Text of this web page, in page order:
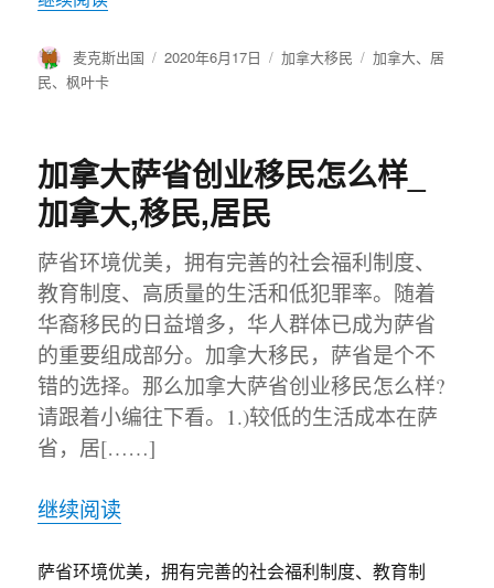
作
者
麦克斯出国
发
2020年6月17日
分
加拿大移民
标
加拿大、 居
民、枫叶卡
加拿大萨省创业移民怎么样_
加拿大,移民,居民
萨省环境优美，拥有完善的社会福利制度、
教育制度、高质量的生活和低犯罪率。随着
华裔移民的日益增多，华人群体已成为萨省
的重要组成部分。加拿大移民，萨省是个不
错的选择。那么加拿大萨省创业移民怎么样?
请跟着小编往下看。1.)较低的生活成本在萨
省，居[……]
继续阅读
萨省环境优美，拥有完善的社会福利制度、教育制